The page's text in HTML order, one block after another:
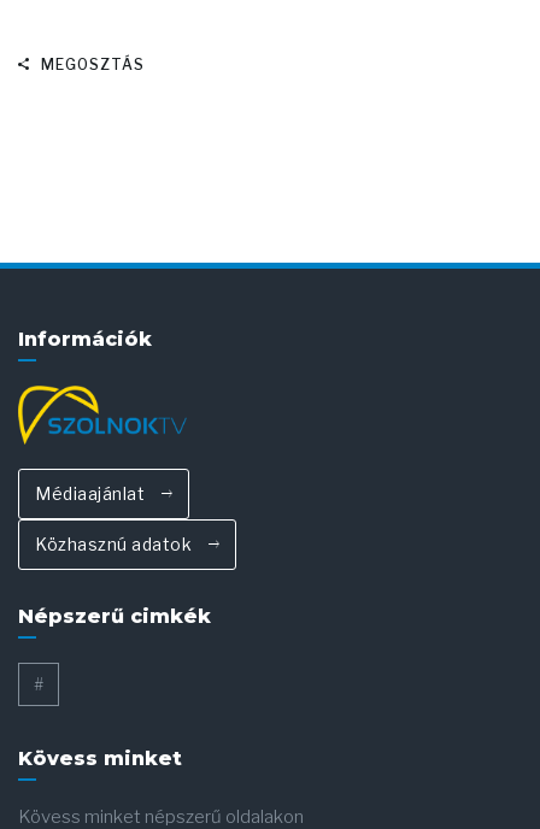
MEGOSZTÁS
Információk
Médiaajánlat
Közhasznú adatok
Népszerű cimkék
#
Kövess minket
Kövess minket népszerű oldalakon